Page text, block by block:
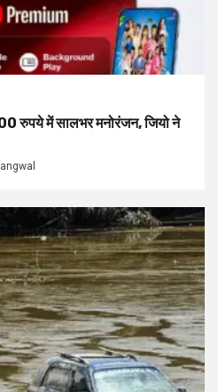
रुपये में सालभर मनोरंजन, जियो ने